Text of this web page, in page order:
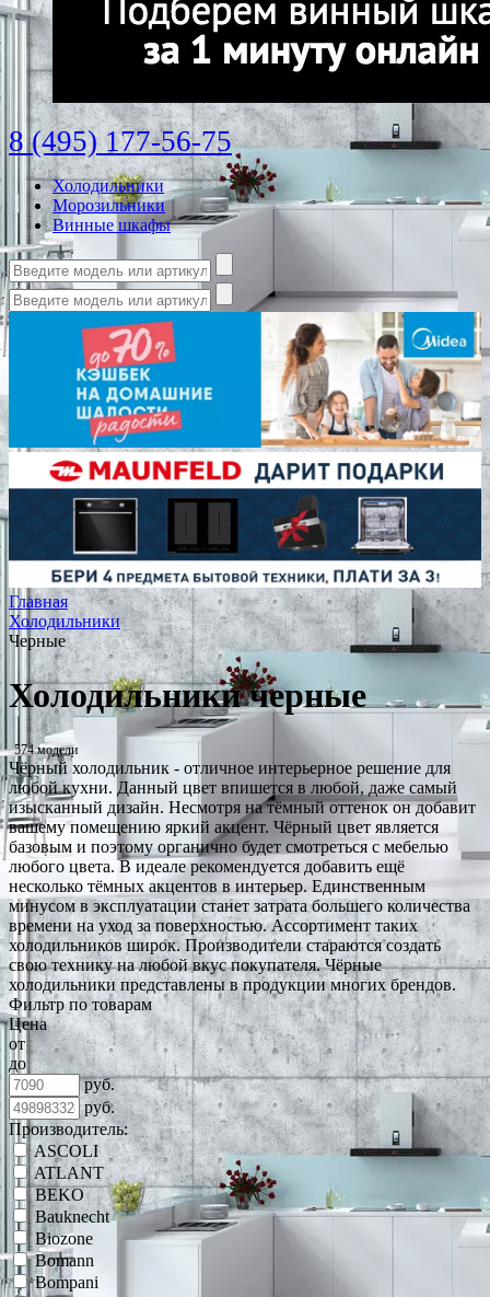
8 (495) 177-56-75
Холодильники
Морозильники
Винные шкафы
Главная
Холодильники
Черные
Холодильники черные
574 модели
Чёрный холодильник - отличное интерьерное решение для
любой кухни. Данный цвет впишется в любой, даже самый
изысканный дизайн. Несмотря на тёмный оттенок он добавит
вашему помещению яркий акцент. Чёрный цвет является
базовым и поэтому органично будет смотреться с мебелью
любого цвета. В идеале рекомендуется добавить ещё
несколько тёмных акцентов в интерьер. Единственным
минусом в эксплуатации станет затрата большего количества
времени на уход за поверхностью. Ассортимент таких
холодильников широк. Производители стараются создать
свою технику на любой вкус покупателя. Чёрные
холодильники представлены в продукции многих брендов.
Фильтр по товарам
Цена
от
до
руб.
руб.
Производитель:
ASCOLI
ATLANT
BEKO
Bauknecht
Biozone
Bomann
Bompani